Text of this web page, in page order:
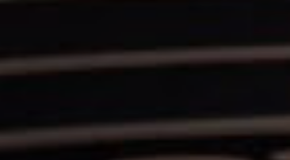
About
Portfolio